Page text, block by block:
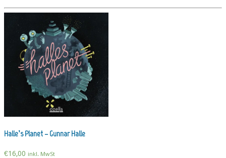
Halle’s Planet – Gunnar Halle
€16,00 inkl. MwSt